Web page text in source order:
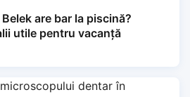
are bar la piscină?
utile pentru vacanță